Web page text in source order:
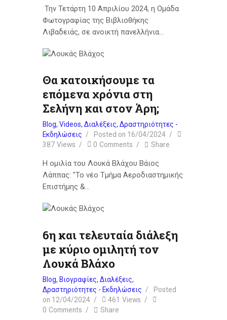
Την Τετάρτη 10 Απριλίου 2024, η Ομάδα
Φωτογραφίας της Βιβλιοθήκης
Λιβαδειάς, σε ανοικτή πανελλήνια…
Θα κατοικήσουμε τα
επόμενα χρόνια στη
Σελήνη και στον Άρη;
Blog, Videos, Διαλέξεις, Δραστηριότητες -
Εκδηλώσεις
Posted on 16/04/2024
387 Views 0 Comments Share
Η ομιλία του Λουκά Βλάχου Βάιος
Λάππας: "Το νέο Τμήμα Αεροδιαστημικής
Επιστήμης &…
6η και τελευταία διάλεξη
με κύριο ομιλητή τον
Λουκά Βλάχο
Blog, Βιογραφίες, Διαλέξεις,
Δραστηριότητες - Εκδηλώσεις
Posted
on 12/04/2024 461 Views
0 Comments Share